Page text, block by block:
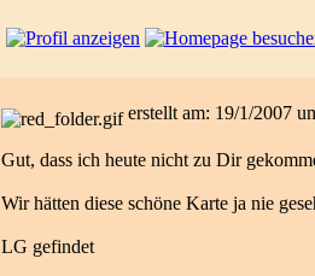
erstellt am: 19/1/2007
Gut, dass ich heute nicht zu Dir
Wir hätten diese schöne Karte ja nie
LG gefindet